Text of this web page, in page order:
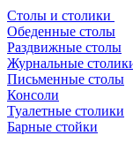
Столы и столики
Обеденные столы
Раздвижные столы
Журнальные
Письменные столы
Консоли
Туалетные столики
Барные стойки